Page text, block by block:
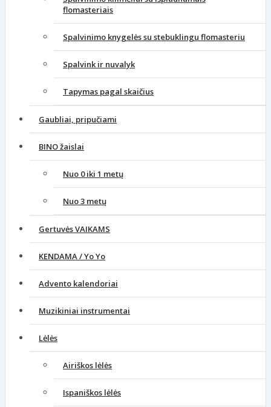
flomasteriais
Spalvinimo knygelės su stebuklingu flomasteriu
Spalvink ir nuvalyk
Tapymas pagal skaičius
Gaubliai, pripučiami
BINO žaislai
Nuo 0 iki 1 metų
Nuo 3 metų
Gertuvės VAIKAMS
KENDAMA / Yo Yo
Advento kalendoriai
Muzikiniai instrumentai
Lėlės
Airiškos lėlės
Ispaniškos lėlės